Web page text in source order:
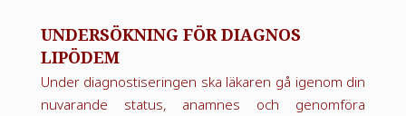
UNDERSÖKNING FÖR DIAGNOS
LIPÖDEM
Under diagnostiseringen ska läkaren gå igenom din
nuvarande status, anamnes och genomföra